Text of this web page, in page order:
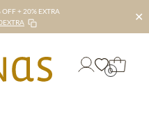
+ 20% EXTRA
✕
0